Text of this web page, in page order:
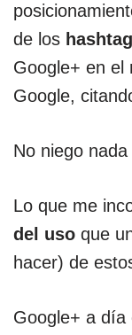
de los
Google+ en el
Google,
No niego
Lo que me
del uso que
hacer) de
Google+ a día